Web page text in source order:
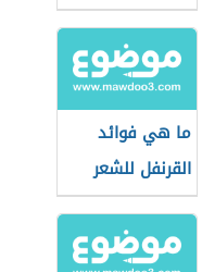
ما هي فوائد
القرنفل للشعر